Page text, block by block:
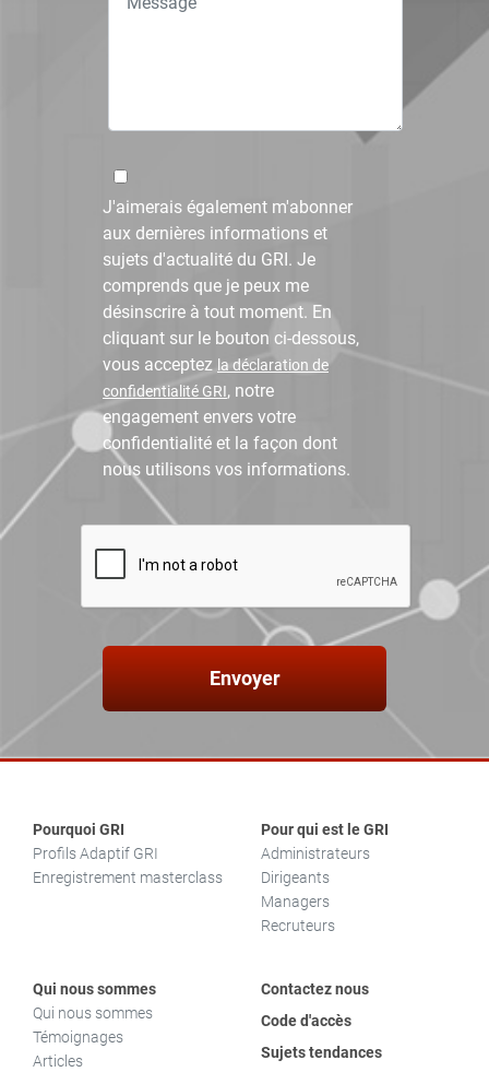
J'aimerais également m'abonner
aux dernières informations et
sujets d'actualité du GRI. Je
comprends que je peux me
désinscrire à tout moment. En
cliquant sur le bouton ci-dessous,
vous acceptez la déclaration de
confidentialité GRI, notre
engagement envers votre
confidentialité et la façon dont
nous utilisons vos informations.
Envoyer
Pourquoi GRI
Profils Adaptif GRI
Enregistrement masterclass
Pour qui est le GRI
Administrateurs
Dirigeants
Managers
Recruteurs
Qui nous sommes
Qui nous sommes
Témoignages
Articles
Contactez nous
Code d'accès
Sujets tendances